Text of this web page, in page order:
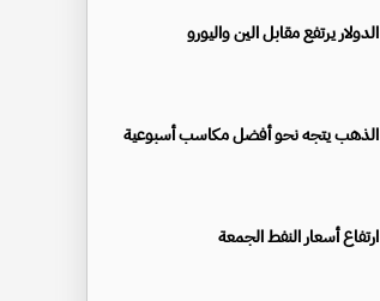
الدولار يرتفع مقابل الين واليورو
الذهب يتجه نحو أفضل مكاسب أسبوعية
ارتفاع أسعار النفط الجمعة